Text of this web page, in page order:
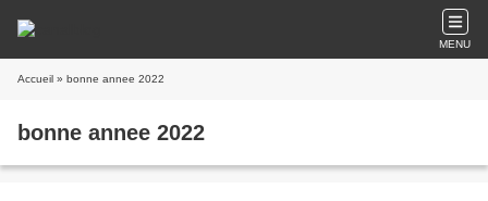
MENU
Accueil » bonne annee 2022
bonne annee 2022